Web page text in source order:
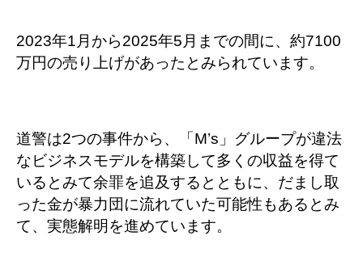
2023年1月から2025年5月までの間に、約7100
万円の売り上げがあったとみられています。
道警は2つの事件から、「M’s」グループが違法
なビジネスモデルを構築して多くの収益を得て
いるとみて余罪を追及するとともに、だまし取
った金が暴力団に流れていた可能性もあるとみ
て、実態解明を進めています。